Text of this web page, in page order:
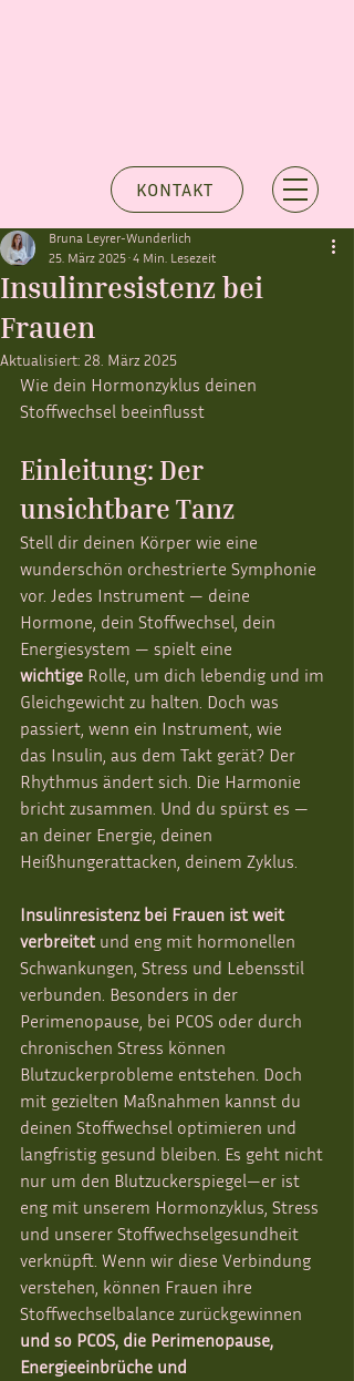
KONTAKT
Insulinresistenz bei
Frauen
Bruna Leyrer-Wunderlich
25. März 2025 4 Min. Lesezeit
Aktualisiert: 28. März 2025
Wie dein Hormonzyklus deinen
Stoffwechsel beeinflusst
Einleitung: Der
unsichtbare Tanz
Stell dir deinen Körper wie eine
wunderschön orchestrierte Symphonie
vor. Jedes Instrument — deine
Hormone, dein Stoffwechsel, dein
Energiesystem — spielt eine
wichtige Rolle, um dich lebendig und im
Gleichgewicht zu halten. Doch was
passiert, wenn ein Instrument, wie
das Insulin, aus dem Takt gerät? Der
Rhythmus ändert sich. Die Harmonie
bricht zusammen. Und du spürst es —
an deiner Energie, deinen
Heißhungerattacken, deinem Zyklus.
Insulinresistenz bei Frauen ist weit
verbreitet und eng mit hormonellen
Schwankungen, Stress und Lebensstil
verbunden. Besonders in der
Perimenopause, bei PCOS oder durch
chronischen Stress können
Blutzuckerprobleme entstehen. Doch
mit gezielten Maßnahmen kannst du
deinen Stoffwechsel optimieren und
langfristig gesund bleiben. Es geht nicht
nur um den Blutzuckerspiegel—er ist
eng mit unserem Hormonzyklus, Stress
und unserer Stoffwechselgesundheit
verknüpft. Wenn wir diese Verbindung
verstehen, können Frauen ihre
Stoffwechselbalance zurückgewinnen
und so PCOS, die Perimenopause,
Energieeinbrüche und